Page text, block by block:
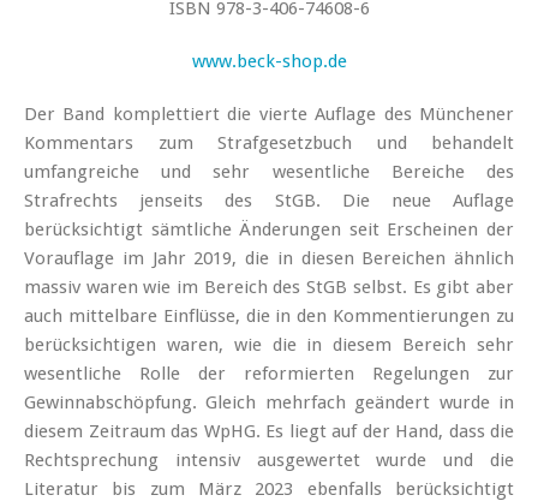
ISBN 978-3-406-74608-6
www.beck-shop.de
Der Band komplettiert die vierte Auflage des Münchener
Kommentars zum Strafgesetzbuch und behandelt
umfangreiche und sehr wesentliche Bereiche des
Strafrechts jenseits des StGB. Die neue Auflage
berücksichtigt sämtliche Änderungen seit Erscheinen der
Vorauflage im Jahr 2019, die in diesen Bereichen ähnlich
massiv waren wie im Bereich des StGB selbst. Es gibt aber
auch mittelbare Einflüsse, die in den Kommentierungen zu
berücksichtigen waren, wie die in diesem Bereich sehr
wesentliche Rolle der reformierten Regelungen zur
Gewinnabschöpfung. Gleich mehrfach geändert wurde in
diesem Zeitraum das WpHG. Es liegt auf der Hand, dass die
Rechtsprechung intensiv ausgewertet wurde und die
Literatur bis zum März 2023 ebenfalls berücksichtigt